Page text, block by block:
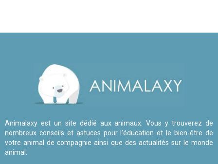
Animalaxy est un site dédié aux animaux. Vous y trouverez de
nombreux conseils et astuces pour l'éducation et le bien-être de
votre animal de compagnie ainsi que des actualités sur le monde
animal.